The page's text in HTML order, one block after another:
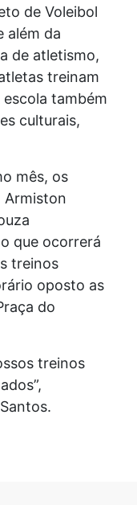
de Voleibol
além da
de atletismo,
treinam
também
culturais,
mês, os
Armiston
que ocorrerá
treinos
oposto as
do
treinos